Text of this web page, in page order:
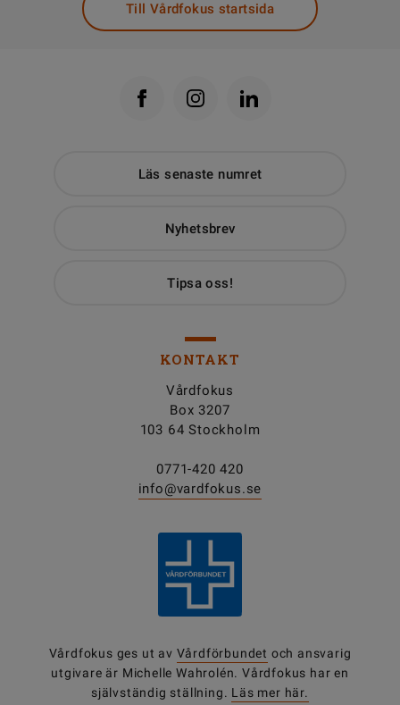
Till Vårdfokus startsida
Läs senaste numret
Nyhetsbrev
Tipsa oss!
KONTAKT
Vårdfokus
Box 3207
103 64 Stockholm
0771-420 420
info@vardfokus.se
Vårdfokus ges ut av Vårdförbundet och ansvarig
utgivare är Michelle Wahrolén. Vårdfokus har en
självständig ställning. Läs mer här.